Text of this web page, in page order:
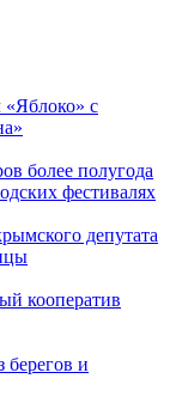
«Яблоко» с
более полугода
фестивалях
депутата
кооператив
и